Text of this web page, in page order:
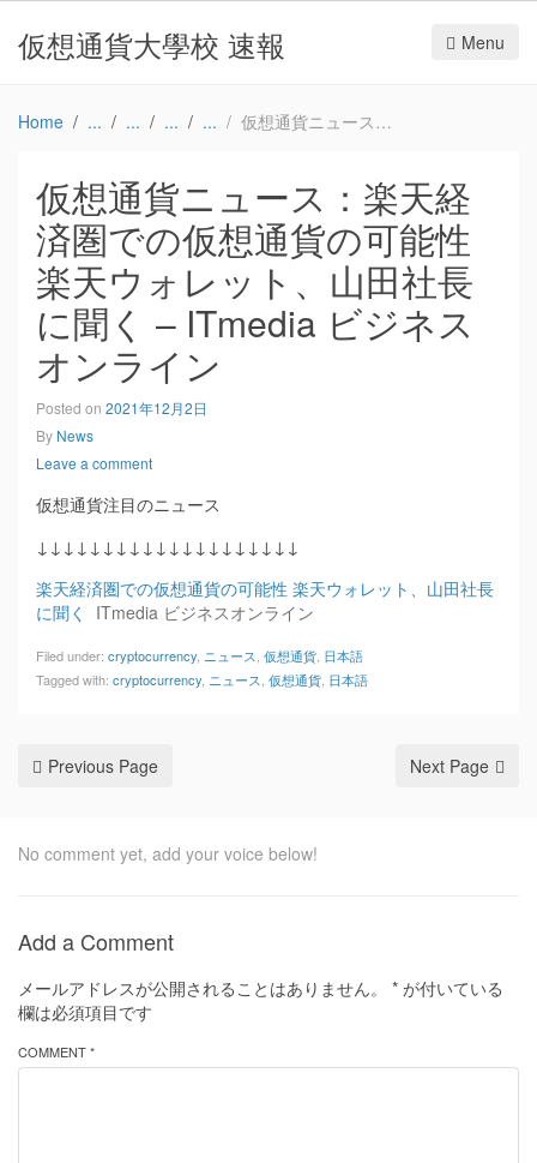
仮想通貨大學校 速報 Menu
Home 仮想通貨ニュース：楽天経済圏での仮想通貨の可能性 楽天ウォレット、山田社長に聞く – ITmedia ビジネスオンライン
仮想通貨ニュース：楽天経
済圏での仮想通貨の可能性
楽天ウォレット、山田社長
に聞く – ITmedia ビジネス
オンライン
Posted on 2021年12月2日
By News
Leave a comment
仮想通貨注目のニュース
↓↓↓↓↓↓↓↓↓↓↓↓↓↓↓↓↓↓↓↓
楽天経済圏での仮想通貨の可能性 楽天ウォレット、山田社長
に聞く
ITmedia ビジネスオンライン
Filed under: cryptocurrency ニュース 仮想通貨 日本語
Tagged with: cryptocurrency ニュース 仮想通貨 日本語
Previous Page Next Page
No comment yet, add your voice below!
Add a Comment
メールアドレスが公開されることはありません。 * が付いている
欄は必須項目です
COMMENT *